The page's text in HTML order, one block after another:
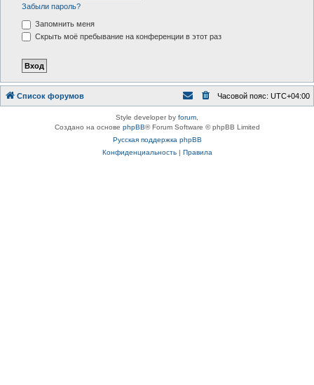
Забыли пароль?
Запомнить меня
Скрыть моё пребывание на конференции в этот раз
Список форумов Часовой пояс: UTC+04:00
Style developer by forum,
Создано на основе phpBB® Forum Software © phpBB Limited
Русская поддержка phpBB
Конфиденциальность| Правила